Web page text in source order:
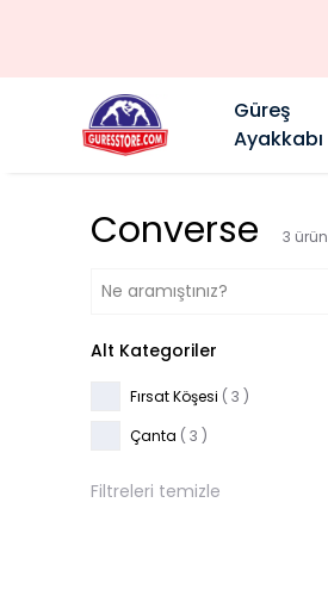
Güreş
Ayakkabı
Converse 3 ürün
Alt Kategoriler
Fırsat Köşesi ( 3 )
Çanta ( 3 )
Filtreleri temizle